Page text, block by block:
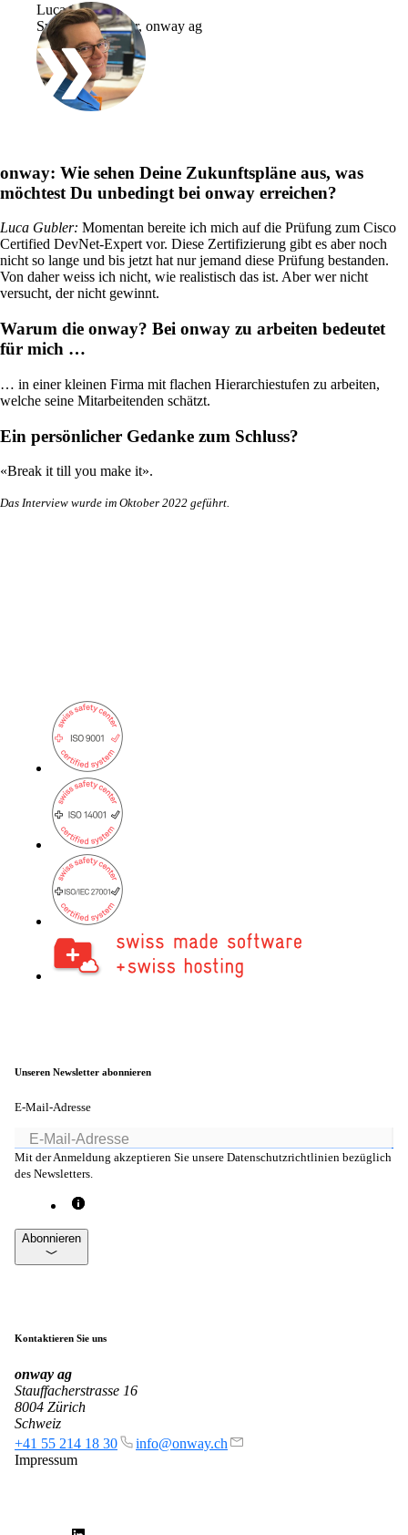
Network Engineering
Netzwerke strategisch denken, sicher betreiben
und gezielt weiterentwickeln.
Arbeitsprozessen.
Helpdesk & Network Operation Centers
(NOC)
Massgeschneiderte und modulare
Dienstleistungspakete, um Ihre ICT-
Auch interessant:
Ruckus-Produkteinkauf
onway routers
Entdecken Sie unser vielfältiges Router-
Angebot.
CarlOS
CarlOS ist unser Router-Betriebssystem
basierend auf Linux.
Monitoring in einem.
mpp
Auch interessant:
on1700
on1810
Luca Gubler
Systems Engineer, onway ag
onway: Wie sehen Deine Zukunftspläne aus, was
möchtest Du unbedingt bei onway erreichen?
Luca Gubler: Momentan bereite ich mich auf die Prüfung zum Cisco
Certified DevNet-Expert vor. Diese Zertifizierung gibt es aber noch
nicht so lange und bis jetzt hat nur jemand diese Prüfung bestanden.
Von daher weiss ich nicht, wie realistisch das ist. Aber wer nicht
versucht, der nicht gewinnt.
Warum die onway? Bei onway zu arbeiten bedeutet
für mich …
… in einer kleinen Firma mit flachen Hierarchiestufen zu arbeiten,
welche seine Mitarbeitenden schätzt.
Ein persönlicher Gedanke zum Schluss?
«Break it till you make it».
Das Interview wurde im Oktober 2022 geführt.
Unseren Newsletter abonnieren
E-Mail-Adresse
Mit der Anmeldung akzeptieren Sie unsere Datenschutzrichtlinien bezüglich
des Newsletters.
Abonnieren
Kontaktieren Sie uns
onway ag
Stauffacherstrasse 16
8004 Zürich
Schweiz
+41 55 214 18 30
info@onway.ch
Impressum